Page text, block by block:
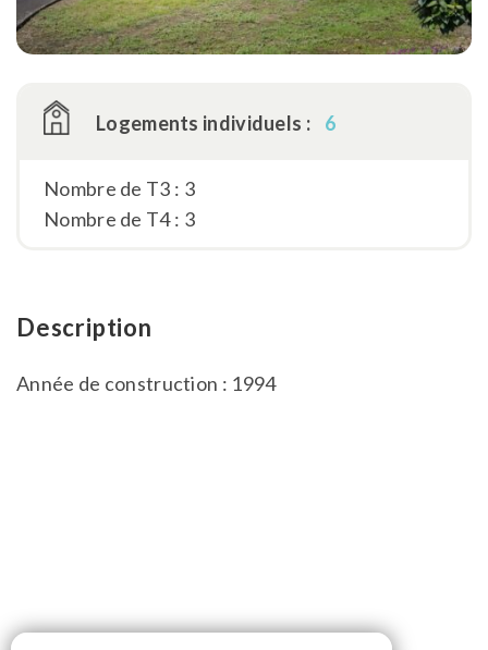
Logements individuels : 6
Nombre de T3 : 3
Nombre de T4 : 3
Description
Année de construction : 1994